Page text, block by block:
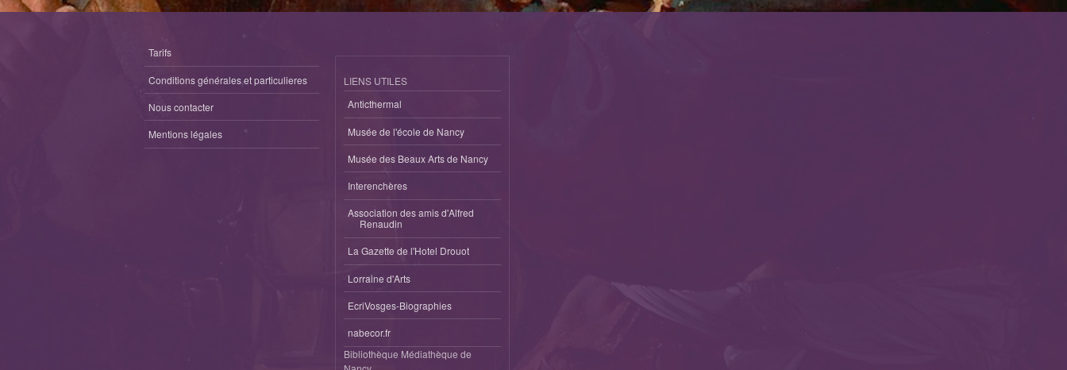
Tarifs
Conditions générales et particulieres
Nous contacter
Mentions légales
LIENS UTILES
Anticthermal
Musée de l'école de Nancy
Musée des Beaux Arts de Nancy
Interenchères
Association des amis d'Alfred
Renaudin
La Gazette de l'Hotel Drouot
Lorraine d'Arts
EcriVosges-Biographies
nabecor.fr
Bibliothèque Médiathèque de